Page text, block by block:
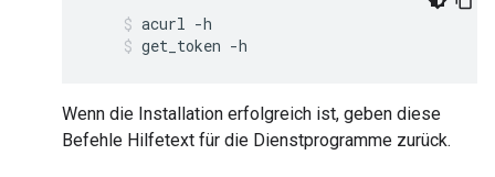
acurl -h
get_token -h
Wenn die Installation erfolgreich ist, geben diese
Befehle Hilfetext für die Dienstprogramme zurück.